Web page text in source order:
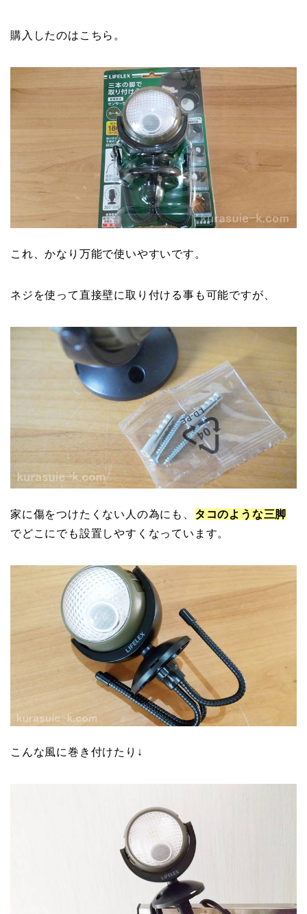
購入したのはこちら。
これ、かなり万能で使いやすいです。
ネジを使って直接壁に取り付ける事も可能ですが、
家に傷をつけたくない人の為にも、 タコのような三脚
でどこにでも設置しやすくなっています。
こんな風に巻き付けたり↓